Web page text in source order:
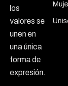
los
valores se
unen en
una única
forma de
expresión.